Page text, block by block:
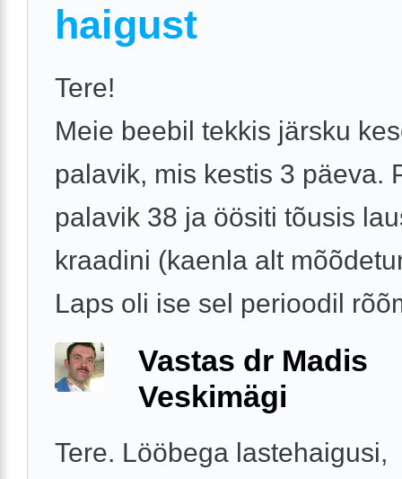
haigust
Tere!
Meie beebil tekkis järsku
palavik, mis kestis 3 päeva.
palavik 38 ja öösiti tõusis
kraadini (kaenla alt
Laps oli ise sel perioodil
Vastas dr Madis
Veskimägi
Tere. Lööbega lastehaigusi,